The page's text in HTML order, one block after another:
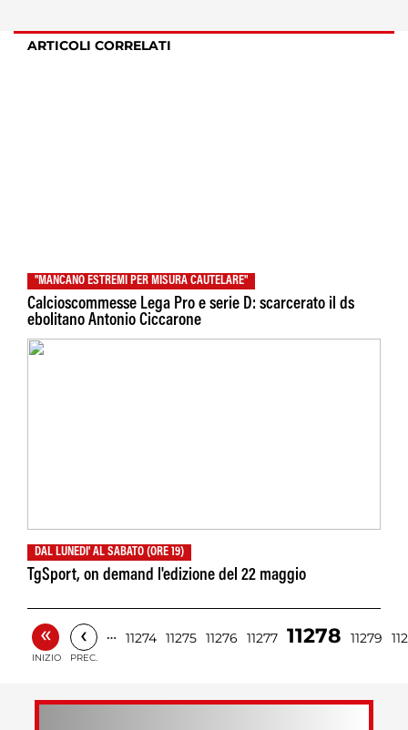
ARTICOLI CORRELATI
"MANCANO ESTREMI PER MISURA CAUTELARE"
Calcioscommesse Lega Pro e serie D: scarcerato il ds
ebolitano Antonio Ciccarone
DAL LUNEDI' AL SABATO (ORE 19)
TgSport, on demand l'edizione del 22 maggio
«
INIZIO
‹
PREC.
… 11274 11275 11276 11277 11278 11279